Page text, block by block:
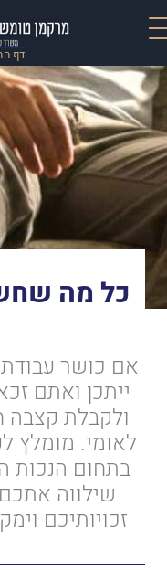
דף
כל מה
אם כושר
ייתכן ואתם
ולקבלת קצבה
לאומי. מומלץ
בתחום הנכות
שילווה
זכויותיכם